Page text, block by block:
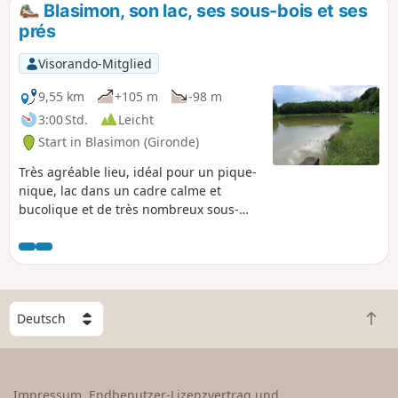
Blasimon, son lac, ses sous-bois et ses
prés
Visorando-Mitglied
9,55 km
+105 m
-98 m
3:00 Std.
Leicht
Start in Blasimon (Gironde)
Très agréable lieu, idéal pour un pique-
nique, lac dans un cadre calme et
bucolique et de très nombreux sous-
W
ä
h
Z
u